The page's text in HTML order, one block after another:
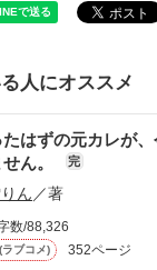
人にオススメ
はずの元カレが
ん。
完
ん ／著
数/88,326
ラブコメ) 352ページ